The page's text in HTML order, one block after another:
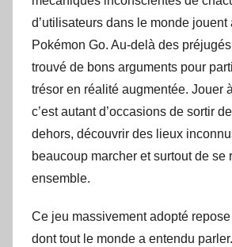
d’utilisateurs dans le monde jouent
Pokémon Go. Au-delà des
trouvé de bons arguments pour
trésor en réalité augmentée. Jouer
c’est autant d’occasions de sortir
dehors, découvrir des lieux
beaucoup marcher et surtout de se
ensemble.
Ce jeu massivement adopté
dont tout le monde a entendu